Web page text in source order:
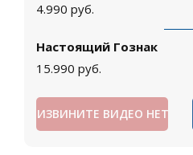
4.990 руб.
Настоящий Гознак
15.990 руб.
ИЗВИНИТЕ ВИДЕО НЕТ